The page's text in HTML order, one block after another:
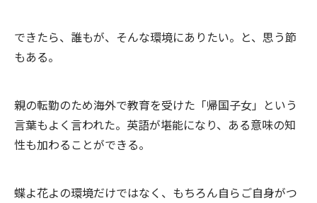
できたら、誰もが、そんな環境にありたい。と、思う節
もある。
親の転勤のため海外で教育を受けた「帰国子女」という
言葉もよく言われた。英語が堪能になり、ある意味の知
性も加わることができる。
蝶よ花よの環境だけではなく、もちろん自らご自身がつ